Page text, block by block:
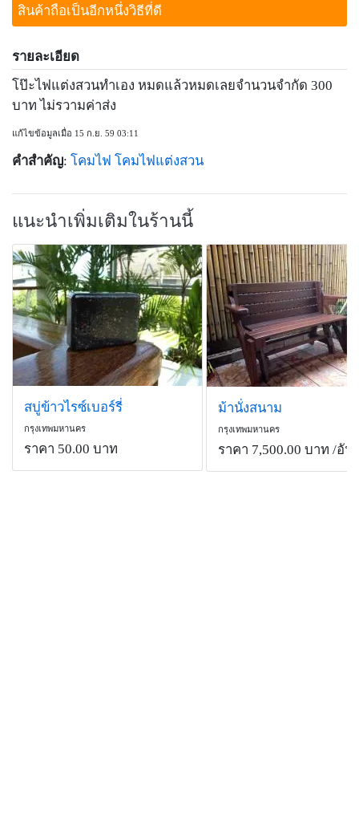
สินค้าถือเป็นอีกหนึ่งวิธีที่ดี
รายละเอียด
โป๊ะไฟแต่งสวนทำเอง หมดแล้วหมดเลยจำนวนจำกัด 300
บาท ไม่รวามค่าส่ง
แก้ไขข้อมูลเมื่อ 15 ก.ย. 59 03:11
คำสำคัญ: โคมไฟ โคมไฟแต่งสวน
แนะนำเพิ่มเติมในร้านนี้
สบู่ข้าวไรซ์เบอร์รี่
กรุงเทพมหานคร
ราคา 50.00 บาท
ม้านั่งสนาม
กรุงเทพมหานคร
ราคา 7,500.00 บาท /อัน